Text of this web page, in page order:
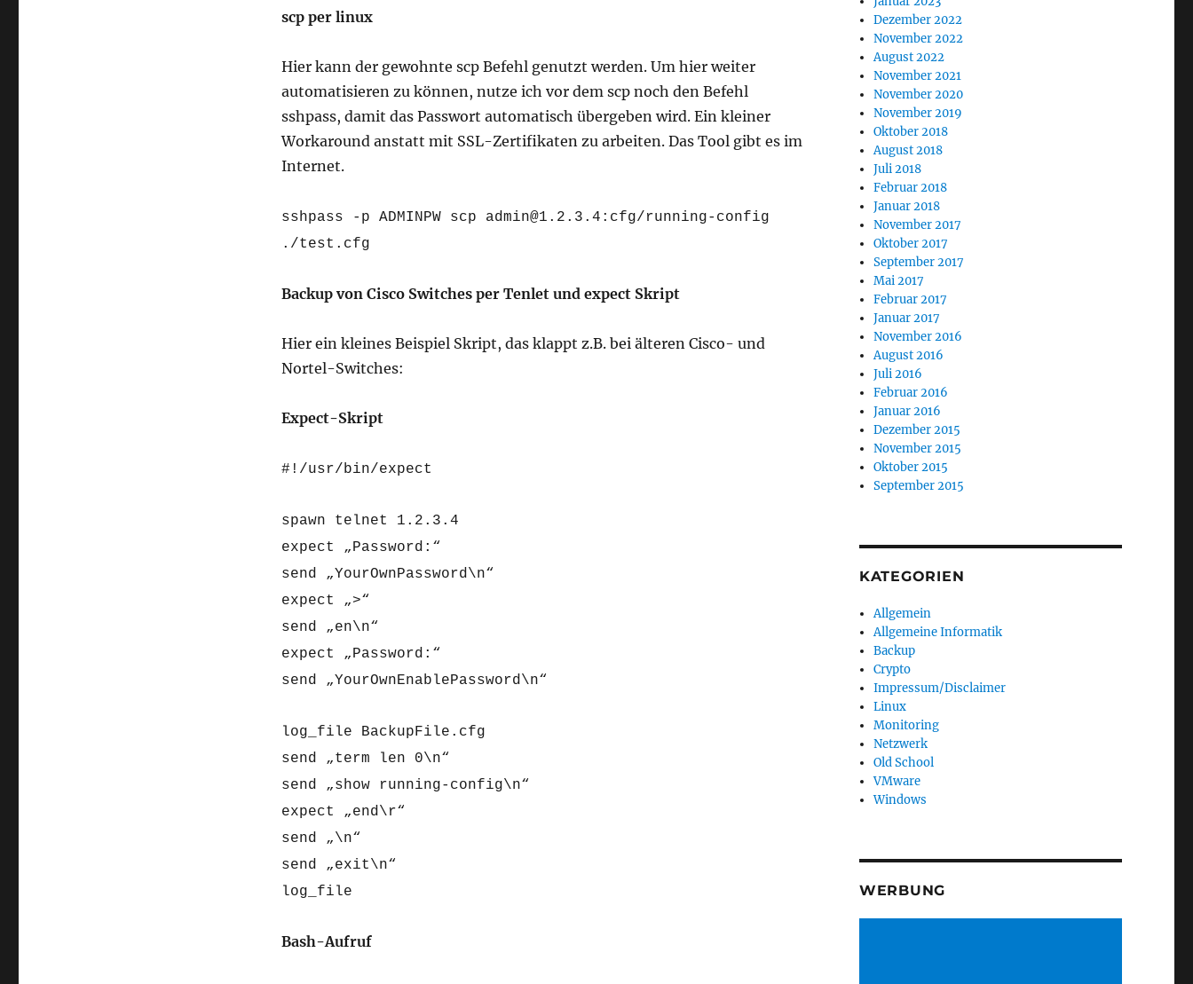
scp per linux
Hier kann der gewohnte scp Befehl genutzt werden. Um hier weiter
automatisieren zu können, nutze ich vor dem scp noch den Befehl
sshpass, damit das Passwort automatisch übergeben wird. Ein kleiner
Workaround anstatt mit SSL-Zertifikaten zu arbeiten. Das Tool gibt es im
Internet.
sshpass -p ADMINPW scp admin@1.2.3.4:cfg/running-config
./test.cfg
Backup von Cisco Switches per Tenlet und expect Skript
Hier ein kleines Beispiel Skript, das klappt z.B. bei älteren Cisco- und
Nortel-Switches:
Expect-Skript
#!/usr/bin/expect
spawn telnet 1.2.3.4
expect „Password:“
send „YourOwnPassword\n“
expect „>“
send „en\n“
expect „Password:“
send „YourOwnEnablePassword\n“
log_file BackupFile.cfg
send „term len 0\n“
send „show running-config\n“
expect „end\r“
send „\n“
send „exit\n“
log_file
Bash-Aufruf
Dezember 2022
November 2022
August 2022
November 2021
November 2020
November 2019
Oktober 2018
August 2018
Juli 2018
Februar 2018
Januar 2018
November 2017
Oktober 2017
September 2017
Mai 2017
Februar 2017
Januar 2017
November 2016
August 2016
Juli 2016
Februar 2016
Januar 2016
Dezember 2015
November 2015
Oktober 2015
September 2015
KATEGORIEN
Allgemein
Allgemeine Informatik
Backup
Crypto
Impressum/Disclaimer
Linux
Monitoring
Netzwerk
Old School
VMware
Windows
WERBUNG